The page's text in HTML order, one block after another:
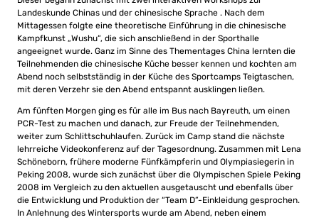
Landeskunde Chinas und der chinesische Sprache . Nach dem
Mittagessen folgte eine theoretische Einführung in die chinesische
Kampfkunst „Wushu“, die sich anschließend in der Sporthalle
angeeignet wurde. Ganz im Sinne des Thementages China lernten die
Teilnehmenden die chinesische Küche besser kennen und kochten am
Abend noch selbstständig in der Küche des Sportcamps Teigtaschen,
mit deren Verzehr sie den Abend entspannt ausklingen ließen.
Am fünften Morgen ging es für alle im Bus nach Bayreuth, um einen
PCR-Test zu machen und danach, zur Freude der Teilnehmenden,
weiter zum Schlittschuhlaufen. Zurück im Camp stand die nächste
lehrreiche Videokonferenz auf der Tagesordnung. Zusammen mit Lena
Schöneborn, frühere moderne Fünfkämpferin und Olympiasiegerin in
Peking 2008, wurde sich zunächst über die Olympischen Spiele Peking
2008 im Vergleich zu den aktuellen ausgetauscht und ebenfalls über
die Entwicklung und Produktion der “Team D”-Einkleidung gesprochen.
In Anlehnung des Wintersports wurde am Abend, neben einem